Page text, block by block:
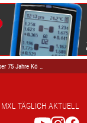
am Steuer: Mu …
75 Jahre Kö …
Vision, die ni …
MXL TÄGLICH AKTUELL